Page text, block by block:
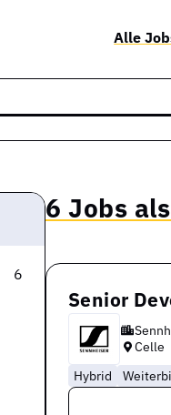
Alle
6
6 Jobs
Senior
Celle
Hybrid